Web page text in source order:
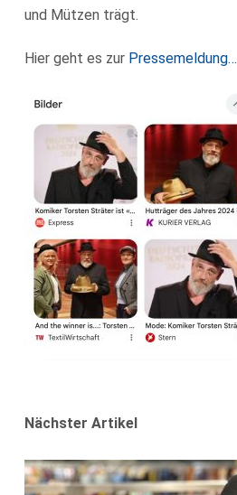
und Mützen trägt.
Hier geht es zur Pressemeldung…
Nächster Artikel